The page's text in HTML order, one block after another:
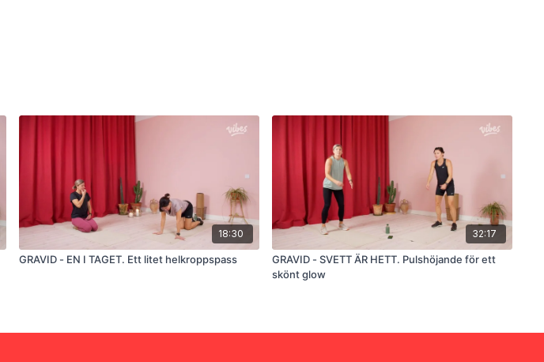
18:30
GRAVID - EN I TAGET. Ett litet helkroppspass
32:17
GRAVID - SVETT ÄR HETT. Pulshöjande för ett
skönt glow